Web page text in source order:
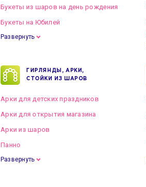
Букеты из шаров на день рождения
Букеты на Юбилей
Развернуть
ГИРЛЯНДЫ, АРКИ,
СТОЙКИ ИЗ ШАРОВ
Арки для детских праздников
Арки для открытия магазина
Арки из шаров
Панно
Развернуть